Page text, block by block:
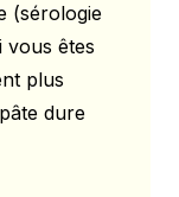
(sérologie
vous êtes
plus
dure